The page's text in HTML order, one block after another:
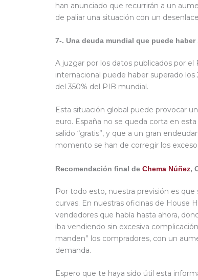
han anunciado que recurrirán a un
de paliar una situación con un
7-. Una deuda mundial que puede
A juzgar por los datos publicados por
internacional puede haber superado
del 350% del PIB mundial.
Esta situación global puede provocar
euro. España no se queda corta en
salido “gratis”, y que a un gran
momento se han de corregir los
Recomendación final de Chema Núñez,
Por todo esto, nuestra previsión es
curvas. En nuestras oficinas de House
vendedores que había hasta ahora,
iba vendiendo sin excesiva
manden” los compradores, con un
demanda.
Espero que te haya sido útil esta